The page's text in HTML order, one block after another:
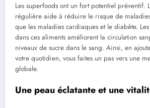
Les superfoods ont un fort potentiel préventif.
régulière aide à réduire le risque de
que les maladies cardiaques et le diabète.
dans ces aliments améliorent la circulation
niveaux de sucre dans le sang. Ainsi, en
votre quotidien, vous faites un pas vers une
globale.
Une peau éclatante et une